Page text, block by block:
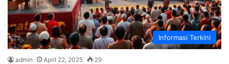
Informasi Terkini
admin April 22, 2025 29